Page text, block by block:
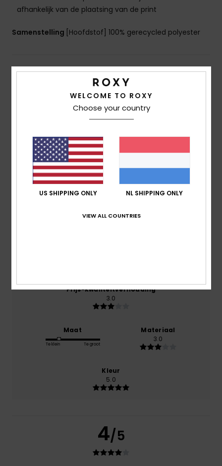
afhankelijk van de plaatsing van de print
Samenstelling [Hoofdstof] 100% gerecycled polyester
Bezorging en Retour
Reviews van klanten
Gemiddelde score
4.0
januari 2026
Prijs-kwaliteitverhouding
3.0
Maat
Te klein Te groot
Materiaal
3.0
Kleur
5.0
4/5
WELCOME TO ROXY
Choose your country
US SHIPPING ONLY NL SHIPPING ONLY
VIEW ALL COUNTRIES